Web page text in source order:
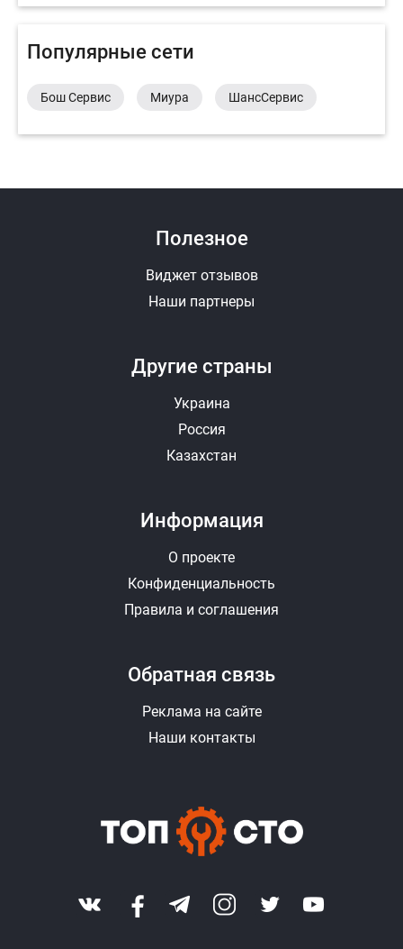
Популярные сети
Бош Сервис Миура ШансСервис
Другие страны
Украина
Россия
Казахстан
Полезное
Виджет отзывов
Наши партнеры
Информация
О проекте
Конфиденциальность
Правила и соглашения
Обратная связь
Реклама на сайте
Наши контакты